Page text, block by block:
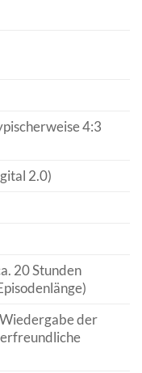
4:3
2.0)
20 Stunden
der